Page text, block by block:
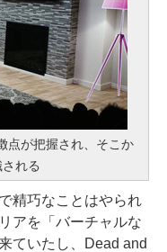
点が把握され、そこか
れる
精巧なことはやられ
アを「バーチャルな
ていたし、Dead and